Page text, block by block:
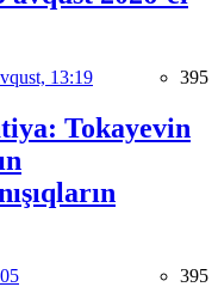
13:19 395
Tokayevin
395